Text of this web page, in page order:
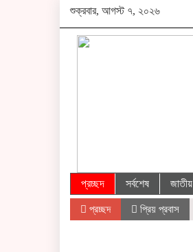
শুক্রবার, আগস্ট ৭, ২০২৬
প্রচ্ছদ সর্বশেষ জাতীয়
প্রচ্ছদ প্রিয় প্রবাস